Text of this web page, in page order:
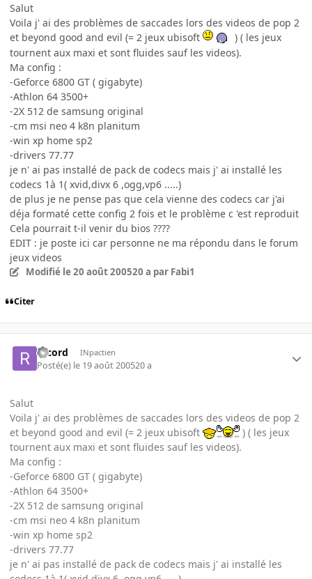
Salut
Voila j' ai des problèmes de saccades lors des videos de pop 2
et beyond good and evil (= 2 jeux ubisoft
) ( les jeux
tournent aux maxi et sont fluides sauf les videos).
Ma config :
-Geforce 6800 GT ( gigabyte)
-Athlon 64 3500+
-2X 512 de samsung original
-cm msi neo 4 k8n planitum
-win xp home sp2
-drivers 77.77
je n' ai pas installé de pack de codecs mais j' ai installé les
codecs 1à 1( xvid,divx 6 ,ogg,vp6 .....)
de plus je ne pense pas que cela vienne des codecs car j'ai
déja formaté cette config 2 fois et le problème c 'est reproduit
Cela pourrait t-il venir du bios ????
EDIT : je poste ici car personne ne ma répondu dans le forum
jeux videos
Modifié le 20 août 200520 a par Fabi1
Citer
record INpactien
Posté(e) le 19 août 200520 a
Salut
Voila j' ai des problèmes de saccades lors des videos de pop 2
et beyond good and evil (= 2 jeux ubisoft
) ( les jeux
tournent aux maxi et sont fluides sauf les videos).
Ma config :
-Geforce 6800 GT ( gigabyte)
-Athlon 64 3500+
-2X 512 de samsung original
-cm msi neo 4 k8n planitum
-win xp home sp2
-drivers 77.77
je n' ai pas installé de pack de codecs mais j' ai installé les